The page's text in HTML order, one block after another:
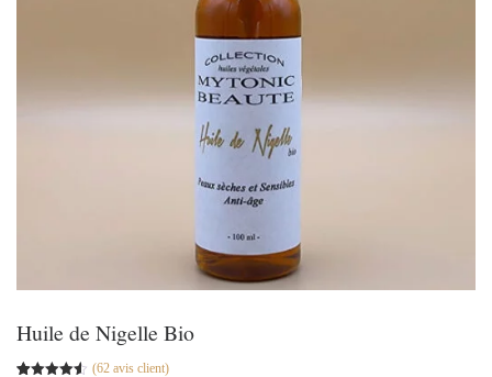
Huile de Nigelle Bio
(62avis client)